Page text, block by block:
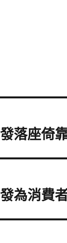
落座倚
為消費